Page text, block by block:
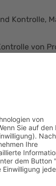
Kontrolle,
von